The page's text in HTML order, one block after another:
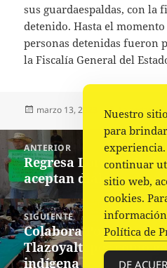
sus guardaespaldas, con la
detenido. Hasta el
personas detenidas fueron
la Fiscalía General del
Publicado
marzo 13, 2023 Autor
La redacción
Navegación
de
entradas
ANTERIOR
Entrada
anterior:
Regresa Lorena
aceptan diálogo
SIGUIENTE
Siguiente
entrada:
Colabora Poder
Tlazoyaltepec como
indígena
Nuestro
para
continuar
sitio web,
cookies.
Política de
DE